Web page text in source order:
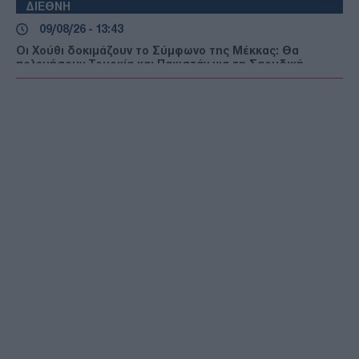
ΔΙΕΘΝΗ
09/08/26 - 13:43
Οι Χούθι δοκιμάζουν το Σύμφωνο της Μέκκας: Θα
πολεμήσουν Τουρκία και Πακιστάν για τη Σαουδική
Αραβία;